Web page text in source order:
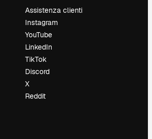
Assistenza clienti
Instagram
YouTube
LinkedIn
TikTok
Discord
X
Reddit